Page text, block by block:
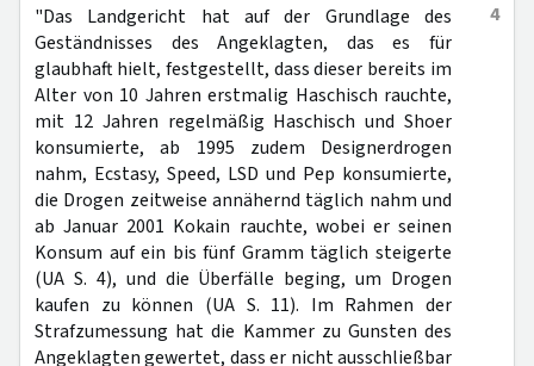
4
"Das Landgericht hat auf der Grundlage des
Geständnisses des Angeklagten, das es für
glaubhaft hielt, festgestellt, dass dieser bereits im
Alter von 10 Jahren erstmalig Haschisch rauchte,
mit 12 Jahren regelmäßig Haschisch und Shoer
konsumierte, ab 1995 zudem Designerdrogen
nahm, Ecstasy, Speed, LSD und Pep konsumierte,
die Drogen zeitweise annähernd täglich nahm und
ab Januar 2001 Kokain rauchte, wobei er seinen
Konsum auf ein bis fünf Gramm täglich steigerte
(UA S. 4), und die Überfälle beging, um Drogen
kaufen zu können (UA S. 11). Im Rahmen der
Strafzumessung hat die Kammer zu Gunsten des
Angeklagten gewertet, dass er nicht ausschließbar